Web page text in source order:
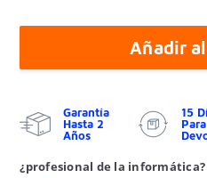
Añadir
Garantía
Hasta 2
Años
15
Para
¿profesional de la